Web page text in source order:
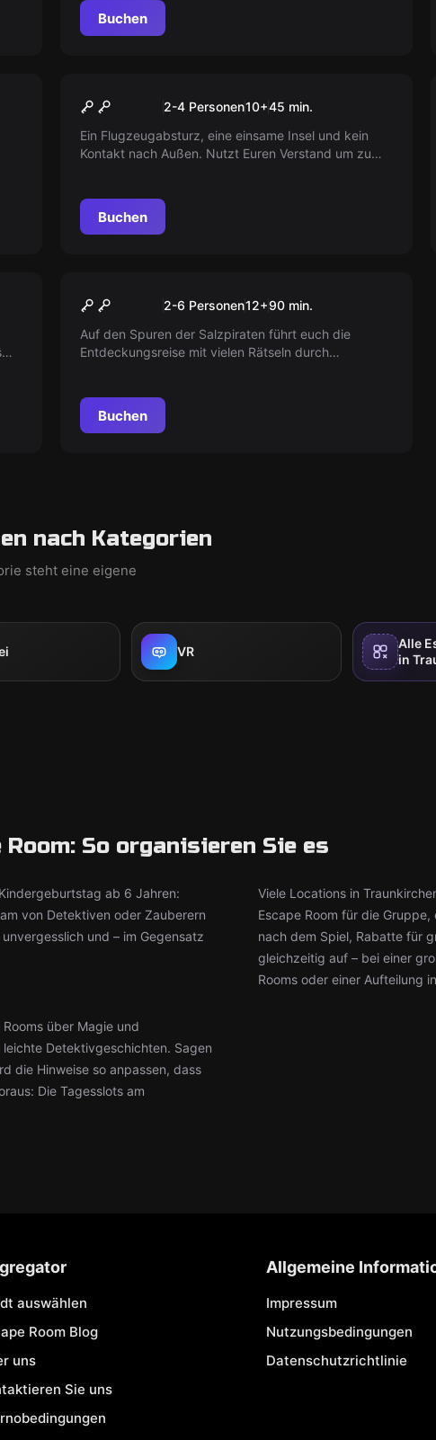
Buchen
Survival VR
2-4 Personen10+45 min.
Ein Flugzeugabsturz, eine einsame Insel und kein
Kontakt nach Außen. Nutzt Euren Verstand um zu
Buchen
Neu
Die Jagd nach dem
Piratenschatz von
Traunkirchen
2-6 Personen12+90 min.
Auf den Spuren der Salzpiraten führt euch die
Entdeckungsreise mit vielen Rätseln durch
Buchen
nach Kategorien
steht eine eigene
VR
Alle
in
So organisieren Sie es
ab 6 Jahren:
von Detektiven oder Zauberern
und – im Gegensatz
Viele Locations in
Escape Room für die
nach dem Spiel, Rabatte für
gleichzeitig auf – bei einer
Rooms oder einer Aufteilung
über Magie und
Detektivgeschichten. Sagen
die Hinweise so anpassen, dass
Die Tagesslots am
auswählen
Room Blog
uns
Sie uns
Allgemeine
Impressum
Nutzungsbedingungen
Datenschutzrichtlinie